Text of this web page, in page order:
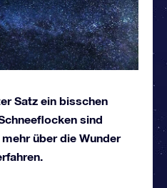
Satz ein bisschen
sind
über die Wunder